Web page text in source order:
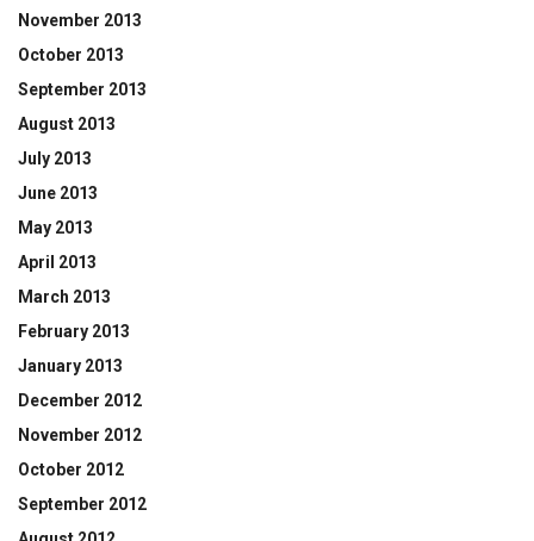
November 2013
October 2013
September 2013
August 2013
July 2013
June 2013
May 2013
April 2013
March 2013
February 2013
January 2013
December 2012
November 2012
October 2012
September 2012